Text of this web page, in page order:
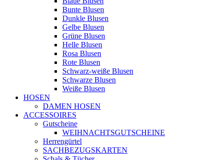
Bunte Blusen
Dunkle Blusen
Gelbe Blusen
Grüne Blusen
Helle Blusen
Rosa Blusen
Rote Blusen
Schwarz-weiße Blusen
Schwarze Blusen
Weiße Blusen
HOSEN
DAMEN HOSEN
ACCESSOIRES
Gutscheine
WEIHNACHTSGUTSCHEINE
Herrengürtel
SACHBEZUGSKARTEN